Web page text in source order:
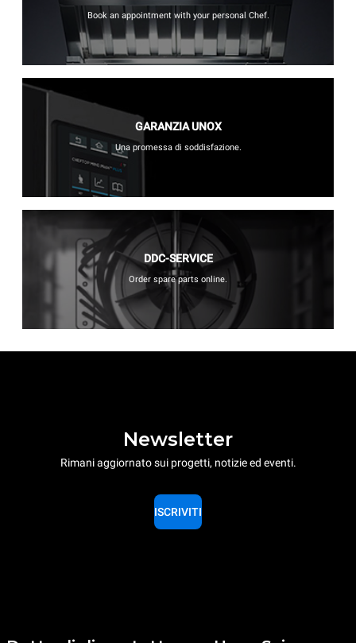
Book an appointment with your personal Chef.
GARANZIA UNOX
Una promessa di soddisfazione.
DDC-SERVICE
Order spare parts online.
Newsletter
Rimani aggiornato sui progetti, notizie ed eventi.
ISCRIVITI